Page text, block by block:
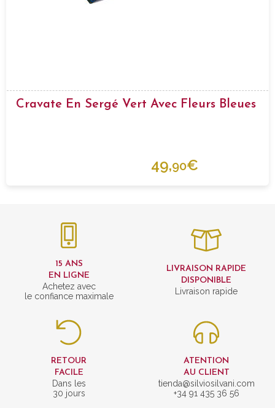
Cravate En Sergé Vert Avec Fleurs Bleues
49,90€
15 ANS
EN LIGNE
Achetez avec
le confiance maximale
LIVRAISON RAPIDE
DISPONIBLE
Livraison rapide
RETOUR
FACILE
Dans les
30 jours
ATENTION
AU CLIENT
tienda@silviosilvani.com
+34 91 435 36 56